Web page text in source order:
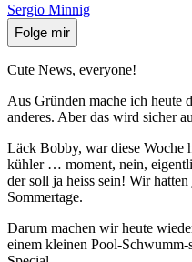
Sergio Minnig
Folge mir
Cute News, everyone!
Aus Gründen mache ich heute
anderes. Aber das wird sicher
Läck Bobby, war diese Woche
kühler … moment, nein,
der soll ja heiss sein! Wir
Sommertage.
Darum machen wir heute
einem kleinen Pool-Schwumm-